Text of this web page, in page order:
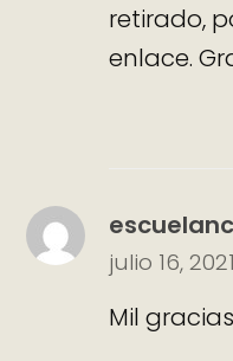
retirado,
enlace.
escuelanc
julio 16,
Mil